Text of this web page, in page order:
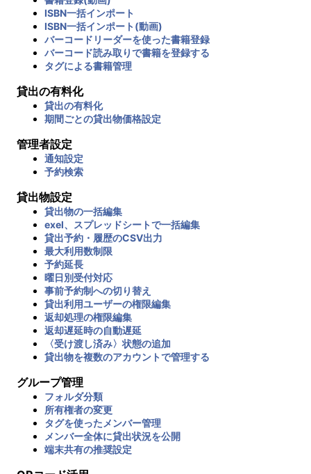
ISBN一括インポート
ISBN一括インポート(動画)
バーコードリーダーを使った書籍登録
バーコード読み取りで書籍を登録する
タグによる書籍管理
貸出の有料化
貸出の有料化
期間ごとの貸出物価格設定
管理者設定
通知設定
予約検索
貸出物設定
貸出物の一括編集
exel、スプレッドシートで一括編集
貸出予約・履歴のCSV出力
最大利用数制限
予約延長
曜日別受付対応
事前予約制への切り替え
貸出利用ユーザーの権限編集
返却処理の権限編集
返却遅延時の自動遅延
〈受け渡し済み〉状態の追加
貸出物を複数のアカウントで管理する
グループ管理
フォルダ分類
所有権者の変更
タグを使ったメンバー管理
メンバー全体に貸出状況を公開
端末共有の推奨設定